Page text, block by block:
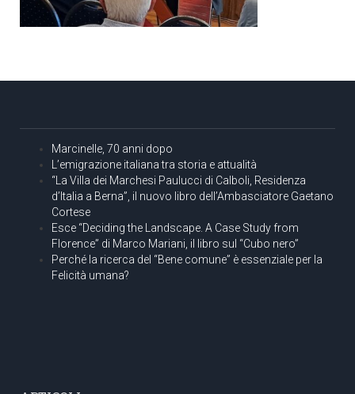
Marcinelle, 70 anni dopo
L’emigrazione italiana tra storia e attualità
“La Villa dei Marchesi Paulucci di Calboli, Residenza
d’Italia a Berna”, il nuovo libro dell’Ambasciatore Gaetano
Cortese
Esce “Deciding the Landscape. A Case Study from
Florence” di Marco Mariani, il libro sul “Cubo nero”
Perché la ricerca del “Bene comune” è essenziale per la
Felicità umana?